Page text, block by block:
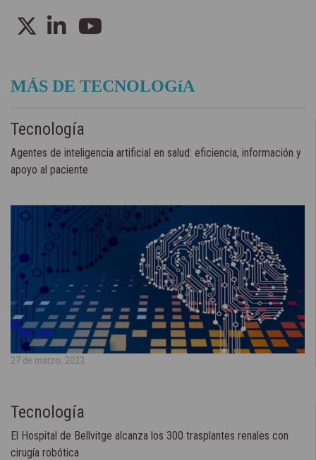
MÁS DE TECNOLOGíA
Tecnología
Agentes de inteligencia artificial en salud: eficiencia, información y
apoyo al paciente
27 de marzo, 2023
Tecnología
El Hospital de Bellvitge alcanza los 300 trasplantes renales con
cirugía robótica